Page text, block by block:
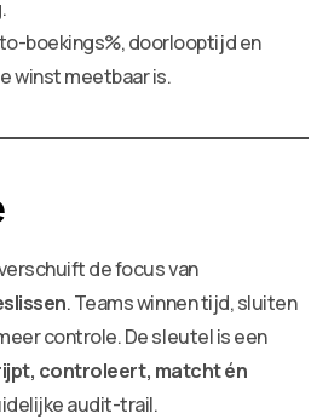
boekings%, doorlooptijd en
winst meetbaar is.
de focus van
. Teams winnen tijd, sluiten
controle. De sleutel is een
controleert, matcht én
audit-trail.